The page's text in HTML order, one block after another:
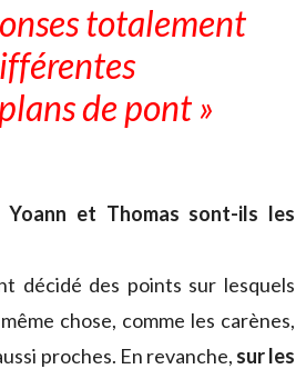
totalement
de pont »
Yoann et Thomas sont-ils les
décidé des points sur lesquels
chose, comme les carènes,
proches. En revanche, sur les